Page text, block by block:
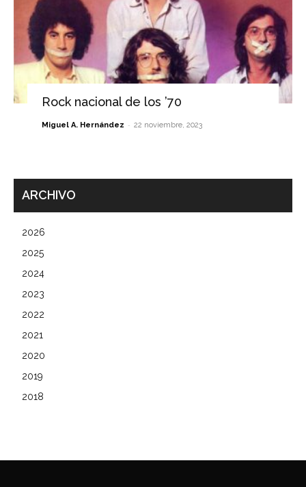
Rock nacional de los ’70
Miguel A. Hernández - 22 noviembre, 2023
ARCHIVO
2026
2025
2024
2023
2022
2021
2020
2019
2018